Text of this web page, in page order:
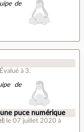
de
Évalué à 3.
de
puce numérique
) le 07 juillet 2020 à